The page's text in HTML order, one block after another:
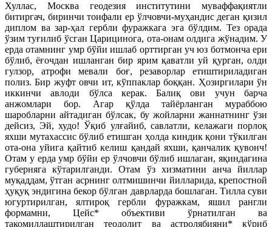
Хуллас, Москва геодезия институтини муваффақиятли
битиргач, биринчи тоифали ер ўлчовчи-муҳандис деган қизил
диплом ва зар-ҳал гербли фуражкага эга бўлдим. Тез орада
ўзим туғилиб ўсган Царицинога, ота-онам олдига жўнадим. У
ерда отамнинг умр бўйи ишлаб орттирган уч юз ботмонча ери
бўлиб, ёғочдан ишланган бир ярим қаватли уй қурган, олди
гулзор, атрофи мевали боғ, резаворлар етиштириладиган
полиз. Бир жуфт овчи ит, кўппаклар боққан. Ҳозиргилари ўн
иккинчи авлоди бўлса керак. Балиқ ови учун барча
анжомлари бор. Агар қўлда тайёрланган мураббою
шаробларни айтадиган бўлсак, бу жойларни жаннатнинг ўзи
дейсиз, Эй, худо! Ўқиб улғайиб, савлатли, келажаги порлоқ
яхши мутахассис бўлиб етишган ҳолда киндик қони тўкилган
ота-она уйига қайтиб келиш қандай яхши, қанчалик қувонч!
Отам у ерда умр бўйи ер ўлчовчи бўлиб ишлаган, яқиндагина
губерняга кўтарилганди. Отам ўз хизматини анча йиллар
муқаддам, ўтган асрнинг олтмишинчи йилларида, крепостной
ҳуқуқ эндигина бекор бўлган даврларда бошлаган. Тилла суви
югуртирилган, ялтироқ гербли фуражкам, яшил рангли
формамни, Цейс* объективи ўрнатилган ва
такомиллаштирилган теодолит ва астролябияни* кўриб